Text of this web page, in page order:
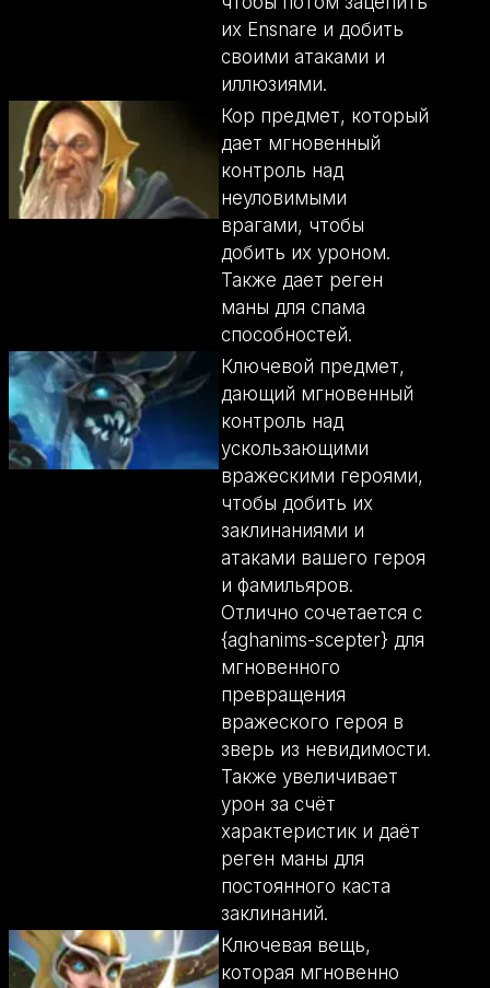
их Ensnare и добить
своими атаками и
иллюзиями.
Кор предмет, который
дает мгновенный
контроль над
неуловимыми
врагами, чтобы
добить их уроном.
Также дает реген
маны для спама
способностей.
Ключевой предмет,
дающий мгновенный
контроль над
ускользающими
вражескими героями,
чтобы добить их
заклинаниями и
атаками вашего героя
и фамильяров.
Отлично сочетается с
{aghanims-scepter} для
мгновенного
превращения
вражеского героя в
зверь из невидимости.
Также увеличивает
урон за счёт
характеристик и даёт
реген маны для
постоянного каста
заклинаний.
Ключевая вещь,
которая мгновенно